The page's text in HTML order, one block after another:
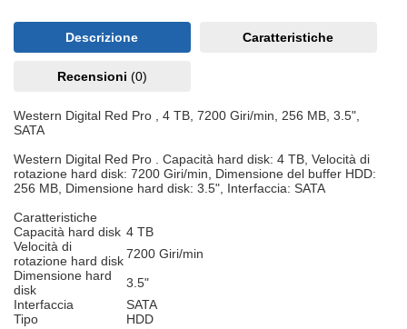
Descrizione Caratteristiche
Recensioni (0)
Western Digital Red Pro , 4 TB, 7200 Giri/min, 256 MB, 3.5",
SATA
Western Digital Red Pro . Capacità hard disk: 4 TB, Velocità di
rotazione hard disk: 7200 Giri/min, Dimensione del buffer HDD:
256 MB, Dimensione hard disk: 3.5", Interfaccia: SATA
Caratteristiche
Capacità hard disk 4 TB
Velocità di
rotazione hard disk7200 Giri/min
Dimensione hard
disk
3.5"
Interfaccia
SATA
Tipo
HDD